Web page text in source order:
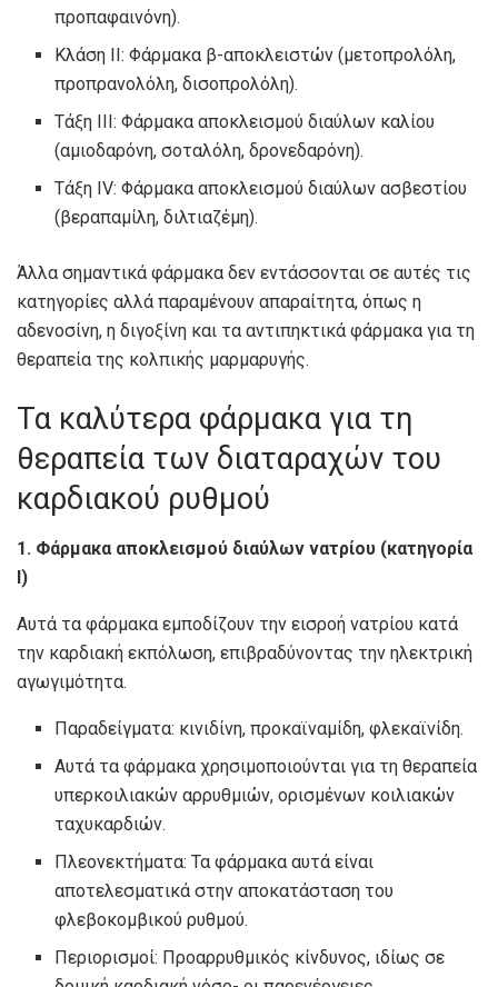
προπαφαινόνη).
Κλάση II: Φάρμακα β-αποκλειστών (μετοπρολόλη,
προπρανολόλη, δισοπρολόλη).
Τάξη III: Φάρμακα αποκλεισμού διαύλων καλίου
(αμιοδαρόνη, σοταλόλη, δρονεδαρόνη).
Τάξη IV: Φάρμακα αποκλεισμού διαύλων ασβεστίου
(βεραπαμίλη, διλτιαζέμη).
Άλλα σημαντικά φάρμακα δεν εντάσσονται σε αυτές τις
κατηγορίες αλλά παραμένουν απαραίτητα, όπως η
αδενοσίνη, η διγοξίνη και τα αντιπηκτικά φάρμακα για τη
θεραπεία της κολπικής μαρμαρυγής.
Τα καλύτερα φάρμακα για τη
θεραπεία των διαταραχών του
καρδιακού ρυθμού
1. Φάρμακα αποκλεισμού διαύλων νατρίου (κατηγορία
Ι)
Αυτά τα φάρμακα εμποδίζουν την εισροή νατρίου κατά
την καρδιακή εκπόλωση, επιβραδύνοντας την ηλεκτρική
αγωγιμότητα.
Παραδείγματα: κινιδίνη, προκαϊναμίδη, φλεκαϊνίδη.
Αυτά τα φάρμακα χρησιμοποιούνται για τη θεραπεία
υπερκοιλιακών αρρυθμιών, ορισμένων κοιλιακών
ταχυκαρδιών.
Πλεονεκτήματα: Τα φάρμακα αυτά είναι
αποτελεσματικά στην αποκατάσταση του
φλεβοκομβικού ρυθμού.
Περιορισμοί: Προαρρυθμικός κίνδυνος, ιδίως σε